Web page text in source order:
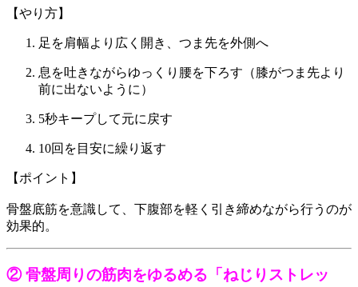
【やり方】
足を肩幅より広く開き、つま先を外側へ
息を吐きながらゆっくり腰を下ろす（膝がつま先より
前に出ないように）
5秒キープして元に戻す
10回を目安に繰り返す
【ポイント】
骨盤底筋を意識して、下腹部を軽く引き締めながら行うのが
効果的。
② 骨盤周りの筋肉をゆるめる「ねじりストレッ